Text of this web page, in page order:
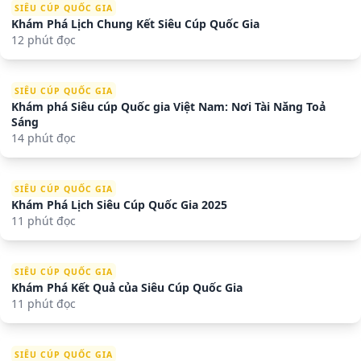
SIÊU CÚP QUỐC GIA
Khám Phá Lịch Chung Kết Siêu Cúp Quốc Gia
12 phút đọc
SIÊU CÚP QUỐC GIA
Khám phá Siêu cúp Quốc gia Việt Nam: Nơi Tài Năng Toả
Sáng
14 phút đọc
SIÊU CÚP QUỐC GIA
Khám Phá Lịch Siêu Cúp Quốc Gia 2025
11 phút đọc
SIÊU CÚP QUỐC GIA
Khám Phá Kết Quả của Siêu Cúp Quốc Gia
11 phút đọc
SIÊU CÚP QUỐC GIA